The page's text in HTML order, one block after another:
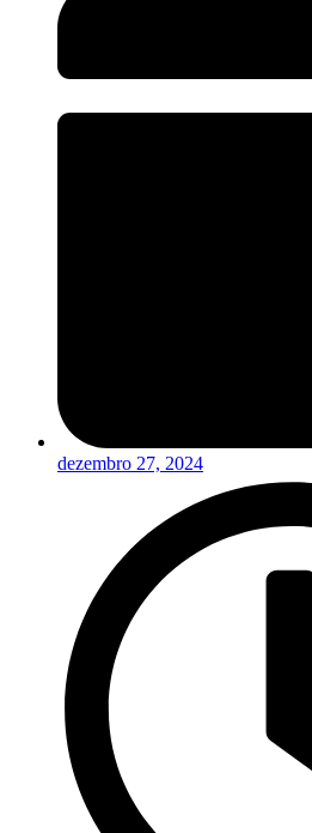
dezembro 27, 2024